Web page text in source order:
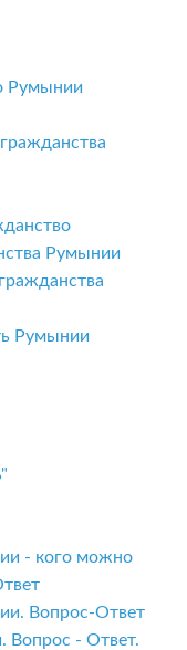
Румынии
Румынии
Румынии
- кого можно
Вопрос-Ответ
- Ответ.